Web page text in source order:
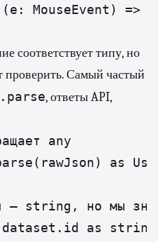
=>
соответствует типу, но
проверить. Самый частый
, ответы API,
any
as
— string, но мы
as